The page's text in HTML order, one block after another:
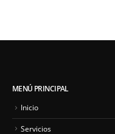
MENÚ PRINCIPAL
Inicio
Servicios